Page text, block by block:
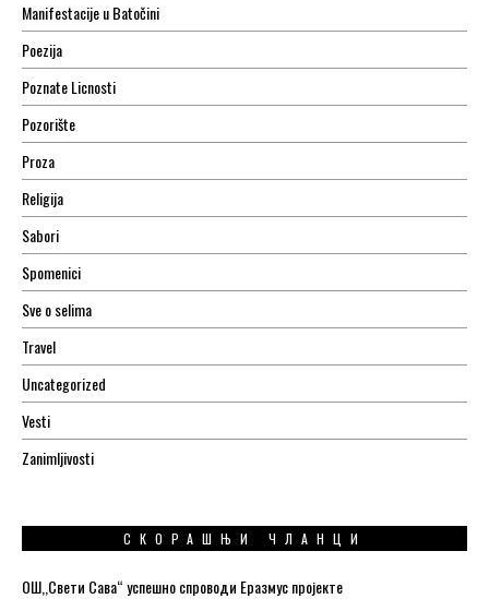
Manifestacije u Batočini
Poezija
Poznate Licnosti
Pozorište
Proza
Religija
Sabori
Spomenici
Sve o selima
Travel
Uncategorized
Vesti
Zanimljivosti
СКОРАШЊИ ЧЛАНЦИ
ОШ,,Свети Сава“ успешно спроводи Еразмус пројекте